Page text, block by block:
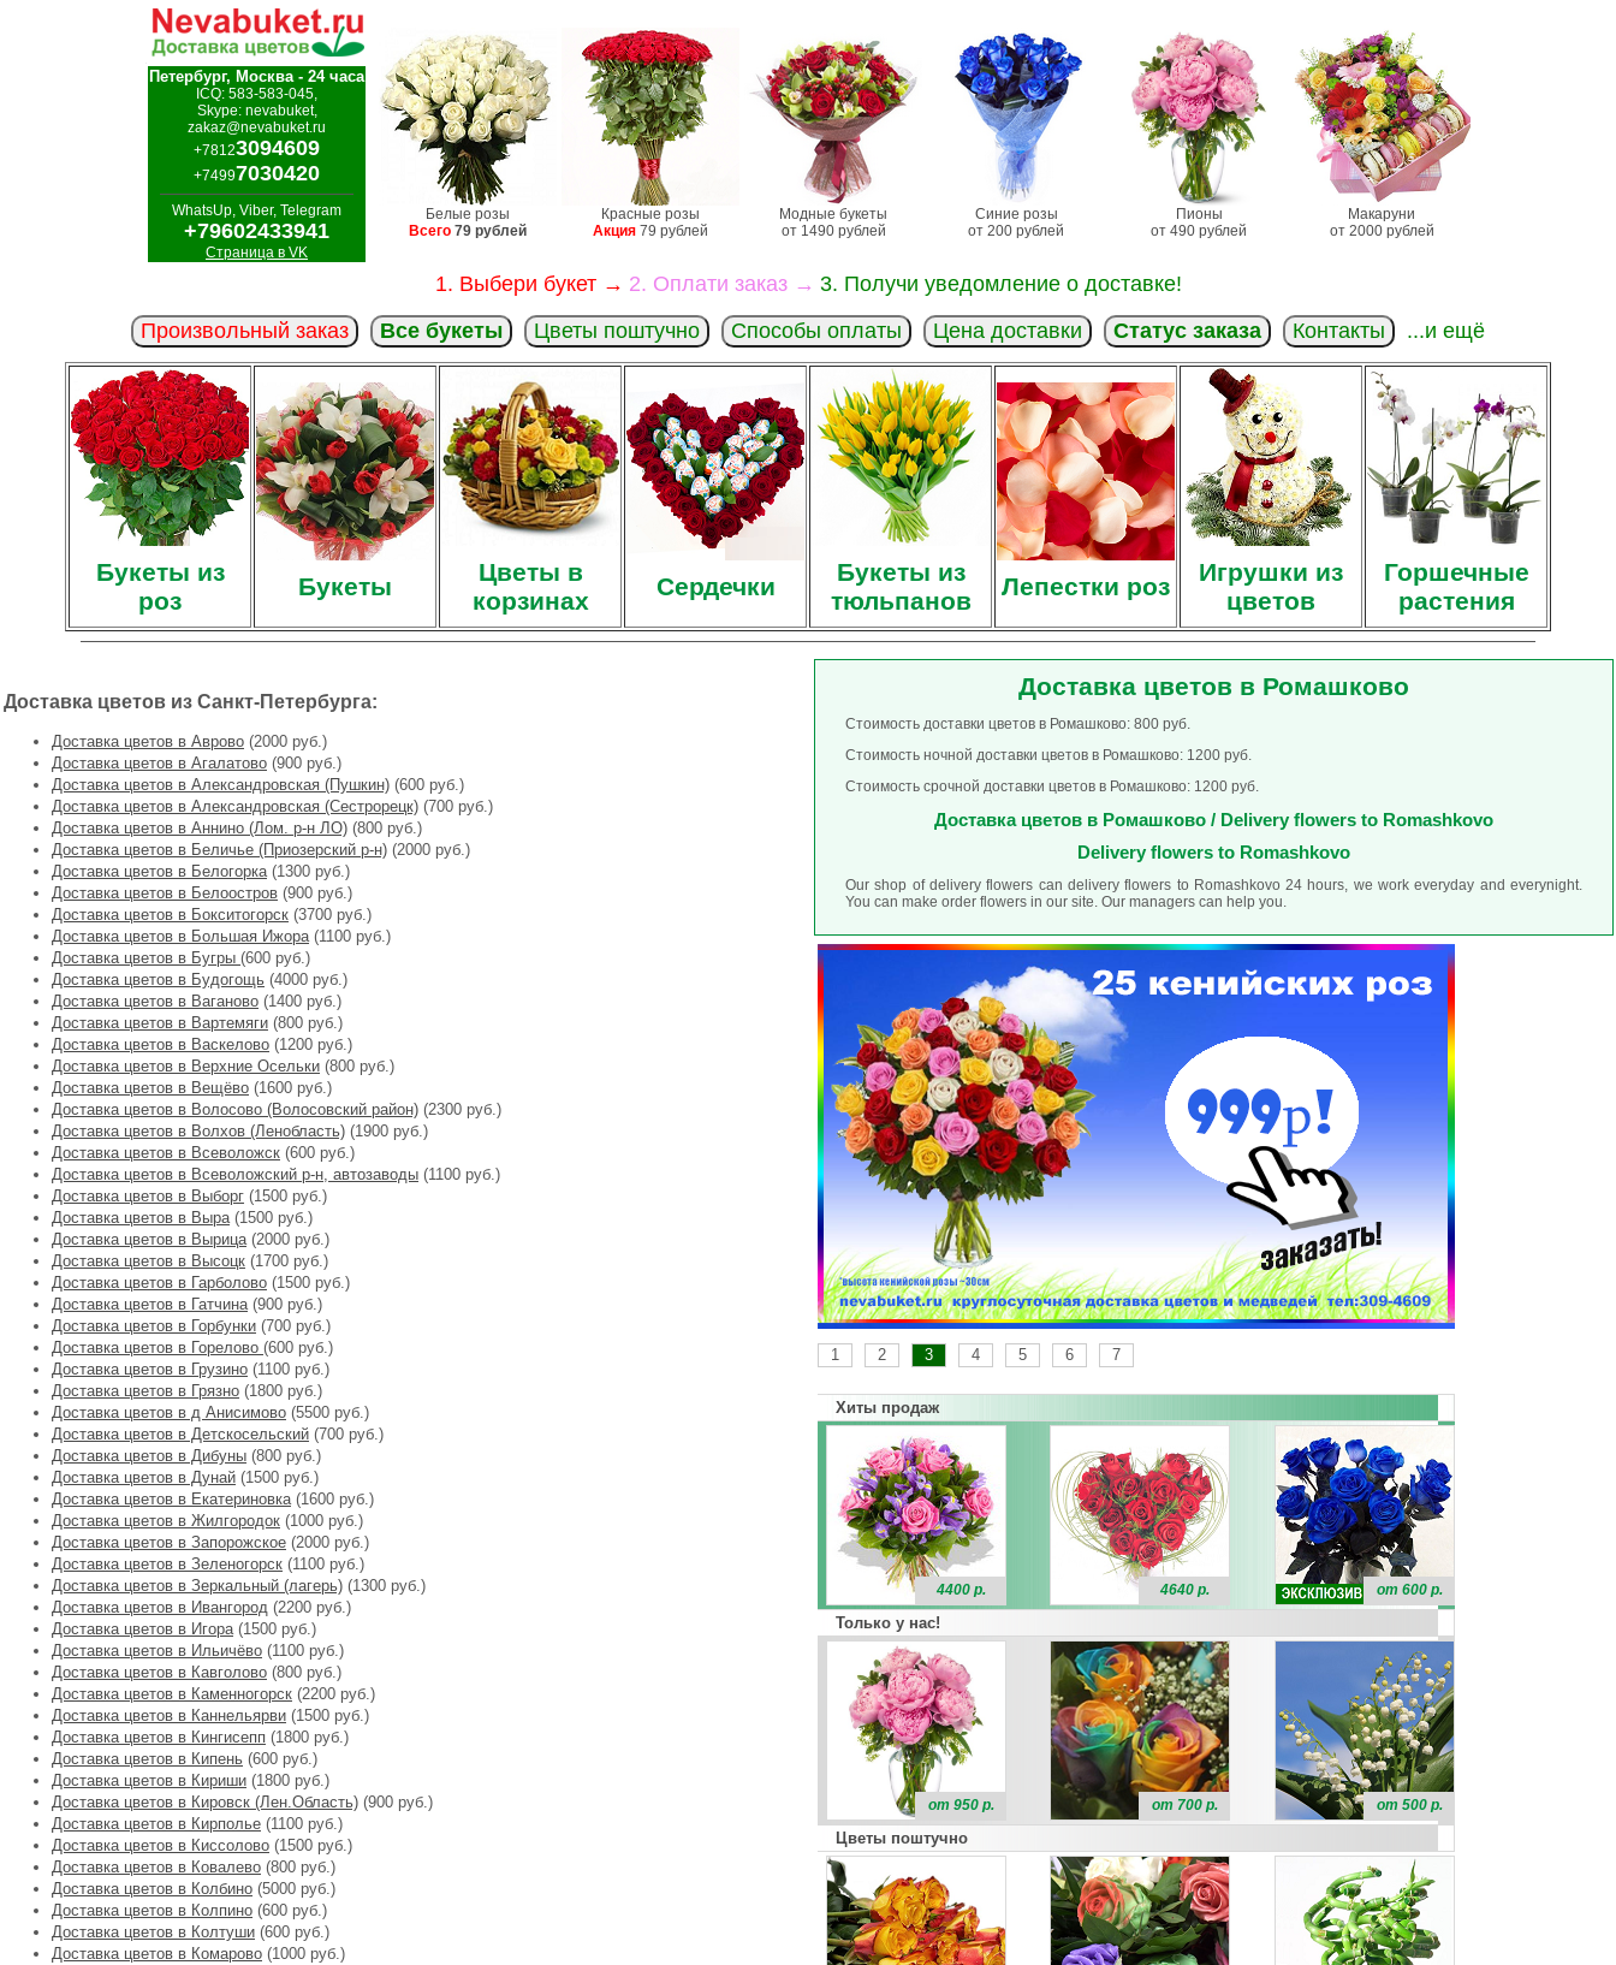
Петербург, Москва - 24 часа
ICQ: 583-583-045,
Skype: nevabuket,
zakaz@nevabuket.ru
+78123094609
+74997030420
WhatsUp, Viber, Telegram
+79602433941
Страница в VK
Белые розы
Всего 79 рублей
Красные розы
Акция 79 рублей
Модные букеты
от 1490 рублей
Синие розы
от 200 рублей
Пионы
от 490 рублей
Макаруни
от 2000 рублей
1. Выбери букет → 2. Оплати заказ → 3. Получи уведомление о доставке!
Произвольный заказ
Все букеты Цветы поштучно Способы оплаты Цена доставки Статус заказа Контакты ...и ещё
Букеты из
роз
Букеты
Цветы в
корзинах
Сердечки
Букеты из
тюльпанов
Лепестки роз
Игрушки из
цветов
Горшечные
растения
Доставка цветов из Санкт-Петербурга:
Доставка цветов в Аврово (2000 руб.)
Доставка цветов в Агалатово (900 руб.)
Доставка цветов в Александровская (Пушкин) (600 руб.)
Доставка цветов в Александровская (Сестрорецк) (700 руб.)
Доставка цветов в Аннино (Лом. р-н ЛО) (800 руб.)
Доставка цветов в Беличье (Приозерский р-н) (2000 руб.)
Доставка цветов в Белогорка(1300 руб.)
Доставка цветов в Белоостров (900 руб.)
Доставка цветов в Бокситогорск (3700 руб.)
Доставка цветов в Большая Ижора(1100 руб.)
Доставка цветов в Бугры (600 руб.)
Доставка цветов в Будогощь (4000 руб.)
Доставка цветов в Ваганово (1400 руб.)
Доставка цветов в Вартемяги (800 руб.)
Доставка цветов в Васкелово (1200 руб.)
Доставка цветов в Верхние Осельки (800 руб.)
Доставка цветов в Вещёво (1600 руб.)
Доставка цветов в Волосово (Волосовский район) (2300 руб.)
Доставка цветов в Волхов (Ленобласть) (1900 руб.)
Доставка цветов в Всеволожск (600 руб.)
Доставка цветов в Всеволожский р-н, автозаводы (1100 руб.)
Доставка цветов в Выборг (1500 руб.)
Доставка цветов в Выра(1500 руб.)
Доставка цветов в Вырица(2000 руб.)
Доставка цветов в Высоцк (1700 руб.)
Доставка цветов в Гарболово (1500 руб.)
Доставка цветов в Гатчина(900 руб.)
Доставка цветов в Горбунки (700 руб.)
Доставка цветов в Горелово (600 руб.)
Доставка цветов в Грузино (1100 руб.)
Доставка цветов в Грязно (1800 руб.)
Доставка цветов в д Анисимово (5500 руб.)
Доставка цветов в Детскосельский (700 руб.)
Доставка цветов в Дибуны (800 руб.)
Доставка цветов в Дунай (1500 руб.)
Доставка цветов в Екатериновка(1600 руб.)
Доставка цветов в Жилгородок (1000 руб.)
Доставка цветов в Запорожское (2000 руб.)
Доставка цветов в Зеленогорск (1100 руб.)
Доставка цветов в Зеркальный (лагерь) (1300 руб.)
Доставка цветов в Ивангород (2200 руб.)
Доставка цветов в Игора(1500 руб.)
Доставка цветов в Ильичёво (1100 руб.)
Доставка цветов в Кавголово (800 руб.)
Доставка цветов в Каменногорск (2200 руб.)
Доставка цветов в Каннельярви (1500 руб.)
Доставка цветов в Кингисепп (1800 руб.)
Доставка цветов в Кипень (600 руб.)
Доставка цветов в Кириши (1800 руб.)
Доставка цветов в Кировск (Лен.Область) (900 руб.)
Доставка цветов в Кирполье (1100 руб.)
Доставка цветов в Киссолово (1500 руб.)
Доставка цветов в Ковалево (800 руб.)
Доставка цветов в Колбино (5000 руб.)
Доставка цветов в Колпино (600 руб.)
Доставка цветов в Колтуши (600 руб.)
Доставка цветов в Комарово (1000 руб.)
Доставка цветов в Ромашково
Стоимость доставки цветов в Ромашково: 800 руб.
Стоимость ночной доставки цветов в Ромашково: 1200 руб.
Стоимость срочной доставки цветов в Ромашково: 1200 руб.
Доставка цветов в Ромашково / Delivery flowers to Romashkovo
Delivery flowers to Romashkovo
Our shop of delivery flowers can delivery flowers to Romashkovo 24 hours, we work everyday and everynight.
You can make order flowers in our site. Our managers can help you.
1 2 3 4 5 6 7
Хиты продаж
4400 р. 4640 р. от 600 р.
Только у нас!
от 950 р. от 700 р. от 500 р.
Цветы поштучно